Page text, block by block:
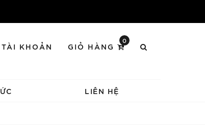
TÀI KHOẢN GIỎ HÀNG
0
LIÊN HỆ